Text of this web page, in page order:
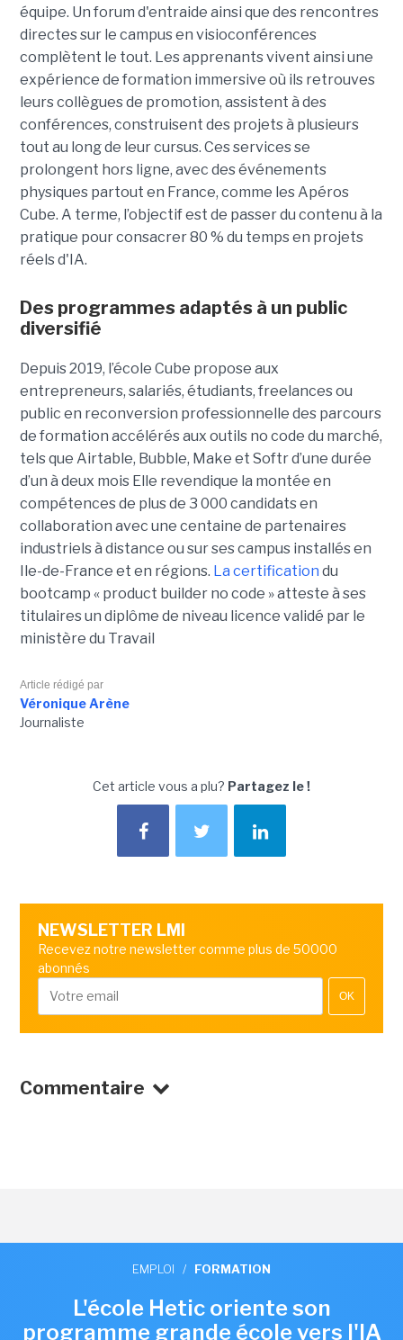
équipe. Un forum d'entraide ainsi que des rencontres
directes sur le campus en visioconférences
complètent le tout. Les apprenants vivent ainsi une
expérience de formation immersive où ils retrouves
leurs collègues de promotion, assistent à des
conférences, construisent des projets à plusieurs
tout au long de leur cursus. Ces services se
prolongent hors ligne, avec des événements
physiques partout en France, comme les Apéros
Cube. A terme, l’objectif est de passer du contenu à la
pratique pour consacrer 80 % du temps en projets
réels d'IA.
Des programmes adaptés à un public
diversifié
Depuis 2019, l’école Cube propose aux
entrepreneurs, salariés, étudiants, freelances ou
public en reconversion professionnelle des parcours
de formation accélérés aux outils no code du marché,
tels que Airtable, Bubble, Make et Softr d’une durée
d’un à deux mois Elle revendique la montée en
compétences de plus de 3 000 candidats en
collaboration avec une centaine de partenaires
industriels à distance ou sur ses campus installés en
Ile-de-France et en régions. La certification du
bootcamp « product builder no code » atteste à ses
titulaires un diplôme de niveau licence validé par le
ministère du Travail
Article rédigé par
Véronique Arène
Journaliste
Cet article vous a plu? Partagez le !
NEWSLETTER LMI
Recevez notre newsletter comme plus de 50000
abonnés
OK
Commentaire
EMPLOI / FORMATION
L'école Hetic oriente son
programme grande école vers l'IA